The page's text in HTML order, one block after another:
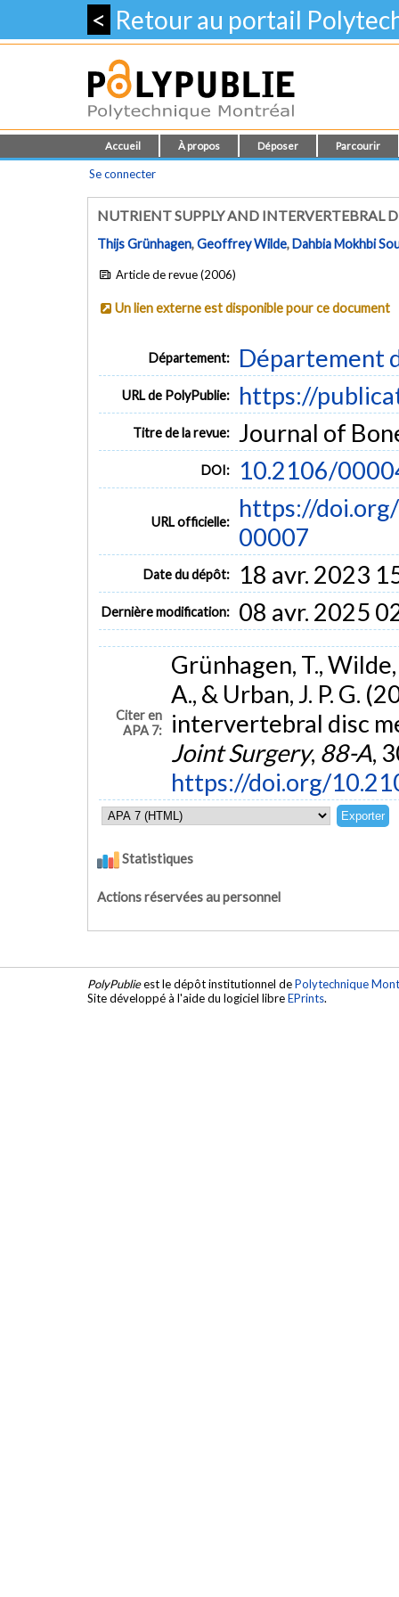
< Retour au portail
Accueil À propos Déposer Parcourir
Se connecter
NUTRIENT SUPPLY AND INTERVERTEBRAL
Thijs Grünhagen,Geoffrey Wilde,Dahbia Mokhbi
Article de revue (2006)
Un lien externe est disponible pour ce document
Département: Département
URL de PolyPublie: https://
Titre de la revue: Journal of
DOI: 10.2106/
URL officielle:
https://
00007
Date du dépôt: 18 avr. 2023
Dernière modification: 08 avr. 2025
Citer en
APA 7:
Grünhagen, T.,
A., & Urban, J. P. G.
intervertebral disc
Joint Surgery, 88-A,
https://doi.org/
Statistiques
Actions réservées au personnel
PolyPublieest le dépôt institutionnel dePolytechnique
Site développé à l'aide du logiciel libreEPrints.